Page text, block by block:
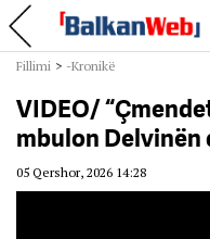
Fillimi > -Kronikë
VIDEO/
mbulon
05 Qershor, 2026 14:28